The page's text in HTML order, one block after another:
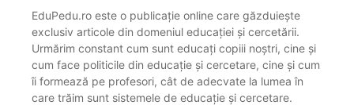
EduPedu.ro este o publicație online care găzduiește
exclusiv articole din domeniul educației și cercetării.
Urmărim constant cum sunt educați copiii noștri, cine și
cum face politicile din educație și cercetare, cine și cum
îi formează pe profesori, cât de adecvate la lumea în
care trăim sunt sistemele de educație și cercetare.